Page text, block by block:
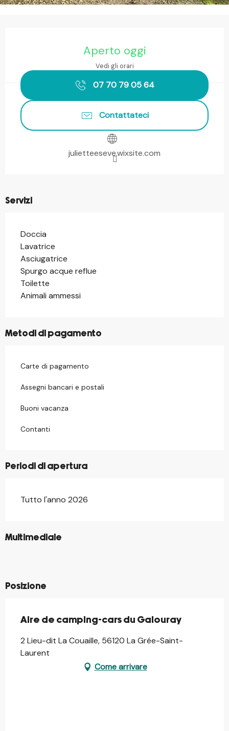
Aperto oggi
Vedi gli orari
07 70 79 05 64
Contattateci
julietteeseve.wixsite.com
Servizi
Doccia
Lavatrice
Asciugatrice
Spurgo acque reflue
Toilette
Animali ammessi
Metodi di pagamento
Carte di pagamento
Assegni bancari e postali
Buoni vacanza
Contanti
Periodi di apertura
Tutto l'anno 2026
Multimediale
©
©
Posizione
Aire de camping-cars du Galouray
2 Lieu-dit La Couaille, 56120 La Grée-Saint-
Laurent
Come arrivare